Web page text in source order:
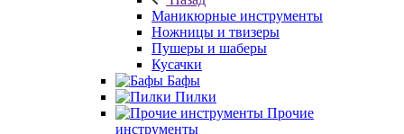
Маникюрные инструменты
Ножницы и твизеры
Пушеры и шаберы
Кусачки
Бафы
Пилки
Прочие
инструменты